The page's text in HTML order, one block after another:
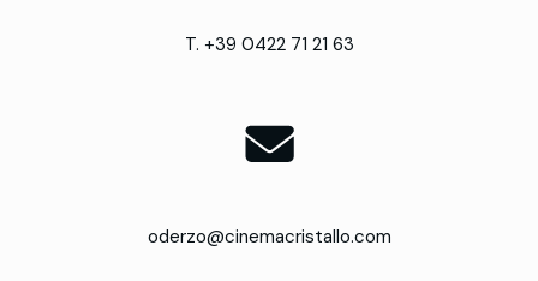
T. +39 0422 71 21 63
oderzo@cinemacristallo.com